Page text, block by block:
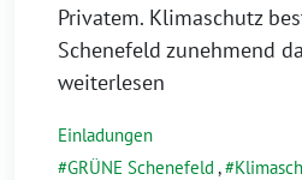
Privatem. Klimaschutz
Schenefeld zunehmend
weiterlesen
Einladungen
GRÜNE Schenefeld ,